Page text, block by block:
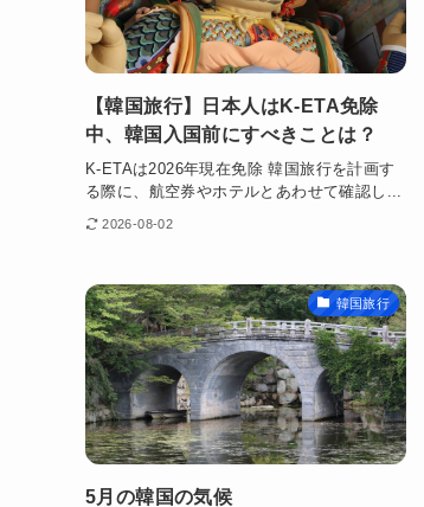
【韓国旅行】日本人はK-ETA免除
中、韓国入国前にすべきことは？
K-ETAは2026年現在免除 韓国旅行を計画す
る際に、航空券やホテルとあわせて確認し...
2026-08-02
韓国旅行
5月の韓国の気候